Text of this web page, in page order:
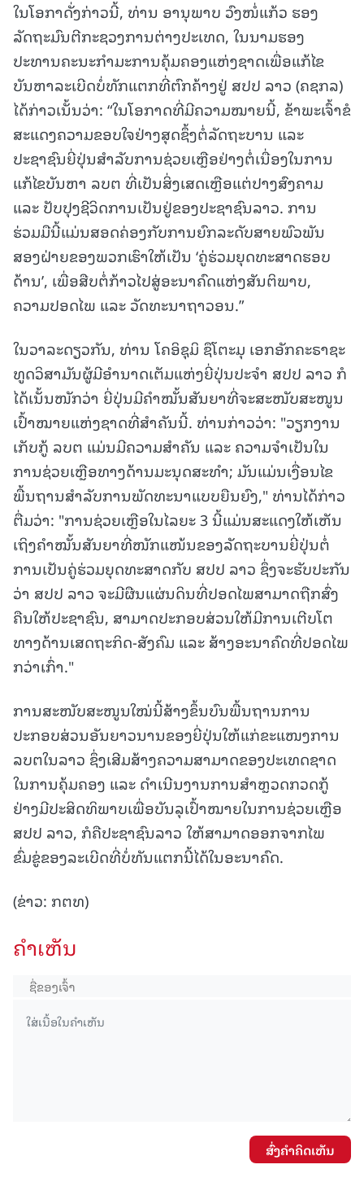
ໃນໂອກາດັ່ງກ່າວນີ້, ທ່ານ ອານຸພາບ ວົງໜໍ່ແກ້ວ ຮອງ
ລັດຖະມົນຕີກະຊວງການຕ່າງປະເທດ, ໃນນາມຮອງ
ປະທານຄະນະກຳມະການຄຸ້ມຄອງແຫ່ງຊາດເພື່ອແກ້ໄຂ
ບັນຫາລະເບີດບໍ່ທັກແຕກທີ່ຕົກຄ້າງຢູ່ ສປປ ລາວ (ຄຊກລ)
ໄດ້ກ່າວເນັ້ນວ່າ: “ໃນໂອກາດທີ່ມີຄວາມໝາຍນີ້, ຂ້າພະເຈົ້າຂໍ
ສະແດງຄວາມຂອບໃຈຢ່າງສຸດຊຶ້ງຕໍ່ລັດຖະບານ ແລະ
ປະຊາຊົນຍີ່ປຸ່ນສຳລັບການຊ່ວຍເຫຼືອຢ່າງຕໍ່ເນື່ອງໃນການ
ແກ້ໄຂບັນຫາ ລບຕ ທີ່ເປັນສິ່ງເສດເຫຼືອແຕ່ປາງສົງຄາມ
ແລະ ປັບປຸງຊີວິດການເປັນຢູ່ຂອງປະຊາຊົນລາວ. ການ
ຮ່ວມມືນີ້ແມ່ນສອດຄ່ອງກັບການຍົກລະດັບສາຍພົວພັນ
ສອງຝ່າຍຂອງພວກເຮົາໃຫ້ເປັນ ‘ຄູ່ຮ່ວມຍຸດທະສາດຮອບ
ດ້ານ’, ເພື່ອສືບຕໍ່ກ້າວໄປສູ່ອະນາຄົດແຫ່ງສັນຕິພາບ,
ຄວາມປອດໄພ ແລະ ວັດທະນາຖາວອນ.”
ໃນວາລະດຽວກັນ, ທ່ານ ໂຄອິຊຸມິ ຊຶໂຕະມຸ ເອກອັກຄະຣາຊະ
ທູດວິສາມັນຜູ້ມີອໍານາດເຕັມແຫ່ງຍີ່ປຸ່ນປະຈຳ ສປປ ລາວ ກໍ
ໄດ້ເນັ້ນໜັກວ່າ ຍີ່ປຸ່ນມີຄໍາໝັ້ນສັນຍາທີ່ຈະສະໜັບສະໜູນ
ເປົ້າໝາຍແຫ່ງຊາດທີ່ສໍາຄັນນີ້. ທ່ານກ່າວວ່າ: "ວຽກງານ
ເກັບກູ້ ລບຕ ແມ່ນມີຄວາມສໍາຄັນ ແລະ ຄວາມຈໍາເປັນໃນ
ການຊ່ວຍເຫຼືອທາງດ້ານມະນຸດສະທໍາ; ມັນແມ່ນເງື່ອນໄຂ
ພື້ນຖານສໍາລັບການພັດທະນາແບບຍືນຍົງ," ທ່ານໄດ້ກ່າວ
ຕື່ມວ່າ: "ການຊ່ວຍເຫຼືອໃນໄລຍະ 3 ນີ້ແມ່ນສະແດງໃຫ້ເຫັນ
ເຖິງຄໍາໝັ້ນສັນຍາທີ່ໜັກແໜ້ນຂອງລັດຖະບານຍີ່ປຸ່ນຕໍ່
ການເປັນຄູ່ຮ່ວມຍຸດທະສາດກັບ ສປປ ລາວ ຊຶ່ງຈະຮັບປະກັນ
ວ່າ ສປປ ລາວ ຈະມີຜືນແຜ່ນດິນທີ່ປອດໄພສາມາດຖືກສົ່ງ
ຄືນໃຫ້ປະຊາຊົນ, ສາມາດປະກອບສ່ວນໃຫ້ມີການເຕີບໂຕ
ທາງດ້ານເສດຖະກິດ-ສັງຄົມ ແລະ ສ້າງອະນາຄົດທີ່ປອດໄພ
ກວ່າເກົ່າ."
ການສະໜັບສະໜູນໃໝ່ນີ້ສ້າງຂຶ້ນບົນພື້ນຖານການ
ປະກອບສ່ວນອັນຍາວນານຂອງຍີ່ປຸ່ນໃຫ້ແກ່ຂະແໜງການ
ລບຕໃນລາວ ຊຶ່ງເສີມສ້າງຄວາມສາມາດຂອງປະເທດຊາດ
ໃນການຄຸ້ມຄອງ ແລະ ດໍາເນີນງານການສໍາຫຼວດກວດກູ້
ຢ່າງມີປະສິດທິພາບເພື່ອບັນລຸເປົ້າໝາຍໃນການຊ່ວຍເຫຼືອ
ສປປ ລາວ, ກໍຄືປະຊາຊົນລາວ ໃຫ້ສາມາດອອກຈາກໄພ
ຂົ່ມຂູ່ຂອງລະເບີດທີ່ບໍ່ທັນແຕກນີ້ໄດ້ໃນອະນາຄົດ.
(ຂ່າວ: ກຕທ)
ຄໍາເຫັນ
ສົ່ງຄໍາຄິດເຫັນ